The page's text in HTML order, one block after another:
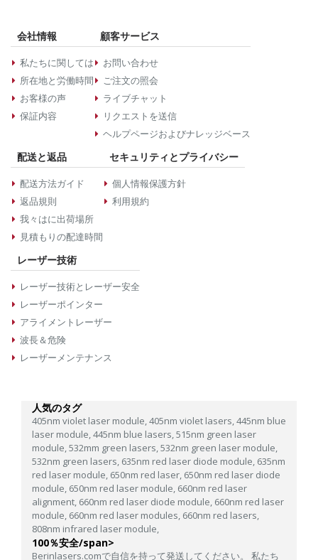
会社情報
私たちに関しては
所在地と労働時間
お客様の声
保証内容
顧客サービス
お問い合わせ
ご注文の照会
ライブチャット
リクエストを送信
ヘルプページおよびナレッジベース
配送と返品
配送方法ガイド
返品規則
我々はに出荷場所
見積もりの配達時間
セキュリティとプライバシー
個人情報保護方針
利用規約
レーザー技術
レーザー技術とレーザー安全
レーザーポインター
アライメントレーザー
波長＆危険
レーザーメンテナンス
人気のタグ
405nm violet laser module,405nm violet lasers,445nm blue
laser module,445nm blue lasers,515nm green laser
module,532mm green lasers,532nm green laser module,
532nm green lasers, 635nm red laser diode module, 635nm
red laser module, 650nm red laser, 650nm red laser diode
module, 650nm red laser module, 660nm red laser
alignment, 660nm red laser diode module, 660nm red laser
module, 660nm red laser modules, 660nm red lasers,
808nm infrared laser module,
100％安全/span>
Berinlasers.comで自信を持って発送してください。 私たち